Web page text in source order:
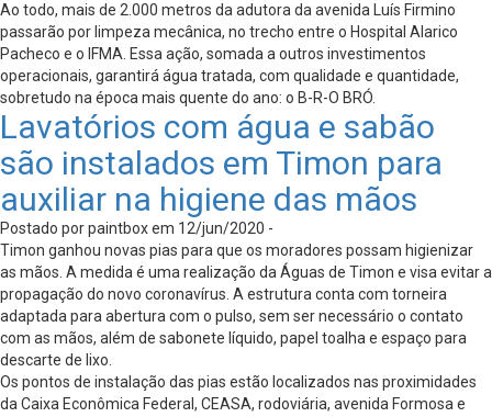
Ao todo, mais de 2.000 metros da adutora da avenida Luís Firmino
passarão por limpeza mecânica, no trecho entre o Hospital Alarico
Pacheco e o IFMA. Essa ação, somada a outros investimentos
operacionais, garantirá água tratada, com qualidade e quantidade,
sobretudo na época mais quente do ano: o B-R-O BRÓ.
Lavatórios com água e sabão
são instalados em Timon para
auxiliar na higiene das mãos
Postado por paintbox em 12/jun/2020 -
Timon ganhou novas pias para que os moradores possam higienizar
as mãos. A medida é uma realização da Águas de Timon e visa evitar a
propagação do novo coronavírus. A estrutura conta com torneira
adaptada para abertura com o pulso, sem ser necessário o contato
com as mãos, além de sabonete líquido, papel toalha e espaço para
descarte de lixo.
Os pontos de instalação das pias estão localizados nas proximidades
da Caixa Econômica Federal, CEASA, rodoviária, avenida Formosa e